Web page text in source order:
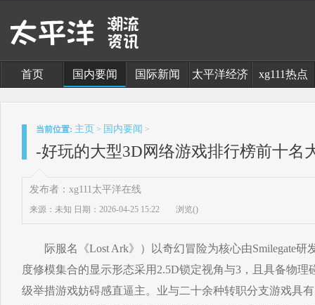
首页 国内要闻 国际新闻 太平洋经济 xg111热点
当前位置: 主页 > 国内要闻 >
-好玩的大型3D网络游戏排行榜前十名
发布者：xg111太平洋在线
来源：未知 日期：2026-04-25 15:22 浏览()
际服名《Lost Ark》）以奇幻冒险为核心由Smilegate研
度修模集合的显示形态采用2.5D锁定视角与3，且具备物
级举措游戏妨碍感直逼主。业与二十余种转职分支游戏具